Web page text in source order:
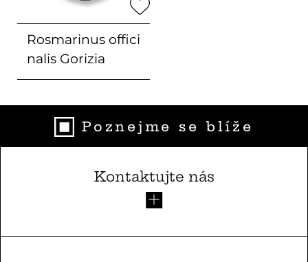
Rosmarinus offici
nalisGorizia
Poznejme se blíže
Kontaktujte nás